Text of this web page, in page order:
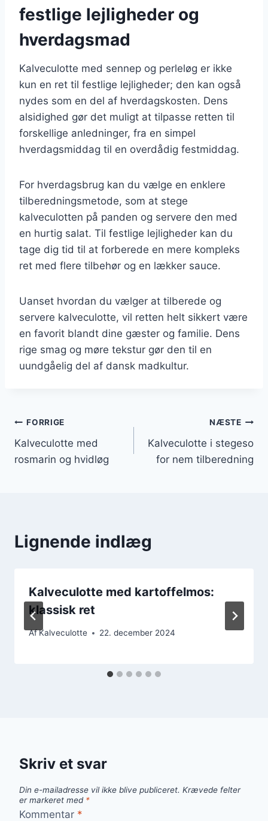
festlige lejligheder og
hverdagsmad
Kalveculotte med sennep og perleløg er ikke
kun en ret til festlige lejligheder; den kan også
nydes som en del af hverdagskosten. Dens
alsidighed gør det muligt at tilpasse retten til
forskellige anledninger, fra en simpel
hverdagsmiddag til en overdådig festmiddag.
For hverdagsbrug kan du vælge en enklere
tilberedningsmetode, som at stege
kalveculotten på panden og servere den med
en hurtig salat. Til festlige lejligheder kan du
tage dig tid til at forberede en mere kompleks
ret med flere tilbehør og en lækker sauce.
Uanset hvordan du vælger at tilberede og
servere kalveculotte, vil retten helt sikkert være
en favorit blandt dine gæster og familie. Dens
rige smag og møre tekstur gør den til en
uundgåelig del af dansk madkultur.
Indlægsnavigation
FORRIGE
Kalveculotte med
rosmarin og hvidløg
NÆSTE
Kalveculotte i stegeso
for nem tilberedning
Lignende indlæg
Kalveculotte med kartoffelmos:
klassisk ret
AfKalveculotte 22. december 2024
Skriv et svar
Din e-mailadresse vil ikke blive publiceret. Krævede felter
er markeret med *
Kommentar *